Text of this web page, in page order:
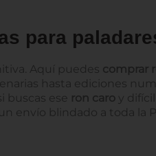
para
Aquí puedes comprar
hasta ediciones
buscas ese ron caro y
envío blindado a toda la